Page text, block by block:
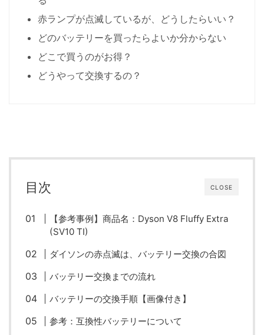
赤ランプが点滅しているが、どうしたらいい？
どのバッテリーを買ったらよいか分からない
どこで買うのがお得？
どうやって交換するの？
CLOSE
目次
【参考事例】商品名：Dyson V8 Fluffy Extra
(SV10 TI)
ダイソンの赤点滅は、バッテリー交換の合図
バッテリー交換までの流れ
バッテリーの交換手順【画像付き】
参考：互換性バッテリーについて